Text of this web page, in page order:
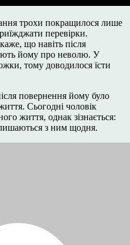
трохи покращилося лише
перевірки.
що навіть після
йому про неволю. У
тому доводилося їсти
повернення йому було
Сьогодні чоловік
життя, однак зізнається:
з ним щодня.